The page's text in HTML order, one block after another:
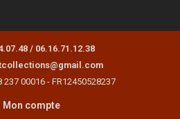
/ 06.16.71.12.38
237 00016 - FR12450528237
Mon compte